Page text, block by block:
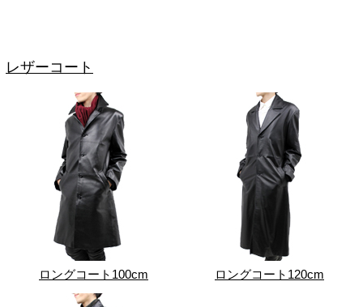
レザーコート
ロングコート100cm ロングコート120cm